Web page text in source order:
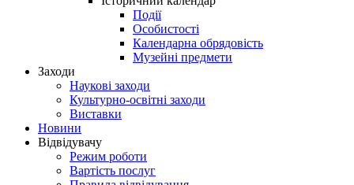
Події
Особистості
Календарна обрядовість
Музейні предмети
Заходи
Наукові заходи
Культурно-освітні заходи
Виставки
Новини
Відвідувачу
Режим роботи
Вартість послуг